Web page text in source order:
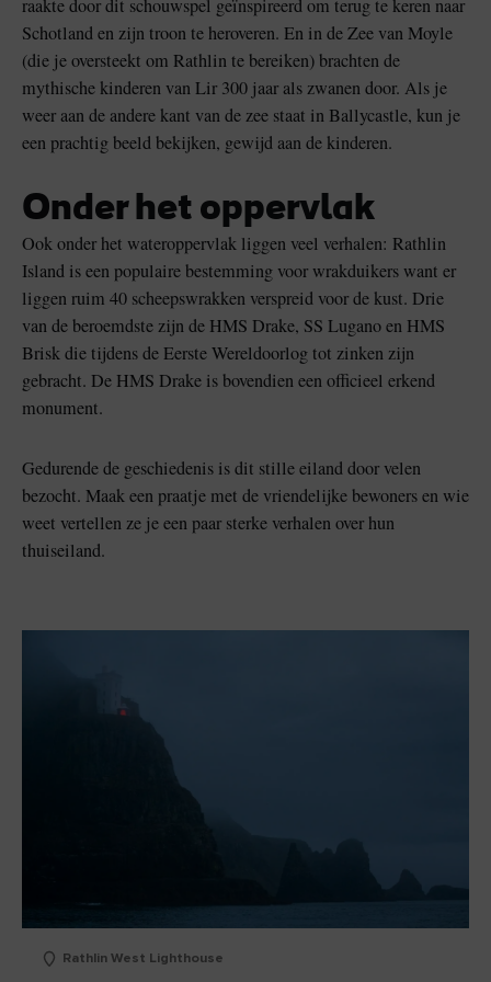
raakte door dit schouwspel geïnspireerd om terug te keren naar
Schotland en zijn troon te heroveren. En in de Zee van Moyle
(die je oversteekt om Rathlin te bereiken) brachten de
mythische kinderen van Lir 300 jaar als zwanen door. Als je
weer aan de andere kant van de zee staat in Ballycastle, kun je
een prachtig beeld bekijken, gewijd aan de kinderen.
Onder het oppervlak
Ook onder het wateroppervlak liggen veel verhalen: Rathlin
Island is een populaire bestemming voor wrakduikers want er
liggen ruim 40 scheepswrakken verspreid voor de kust. Drie
van de beroemdste zijn de HMS Drake, SS Lugano en HMS
Brisk die tijdens de Eerste Wereldoorlog tot zinken zijn
gebracht. De HMS Drake is bovendien een officieel erkend
monument.
Gedurende de geschiedenis is dit stille eiland door velen
bezocht. Maak een praatje met de vriendelijke bewoners en wie
weet vertellen ze je een paar sterke verhalen over hun
thuiseiland.
Rathlin West Lighthouse